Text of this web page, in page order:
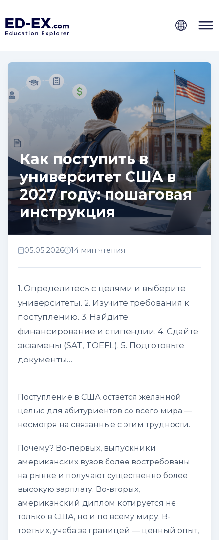
Как поступить в
университет США в
2027 году: пошаговая
инструкция
05.05.2026 14 мин чтения
1. Определитесь с целями и выберите
университеты. 2. Изучите требования к
поступлению. 3. Найдите
финансирование и стипендии. 4. Сдайте
экзамены (SAT, TOEFL). 5. Подготовьте
документы…
Поступление в США остается желанной
целью для абитуриентов со всего мира —
несмотря на связанные с этим трудности.
Почему? Во-первых, выпускники
американских вузов более востребованы
на рынке и получают существенно более
высокую зарплату. Во-вторых,
американский диплом котируется не
только в США, но и по всему миру. В-
третьих, учеба за границей — ценный опыт,